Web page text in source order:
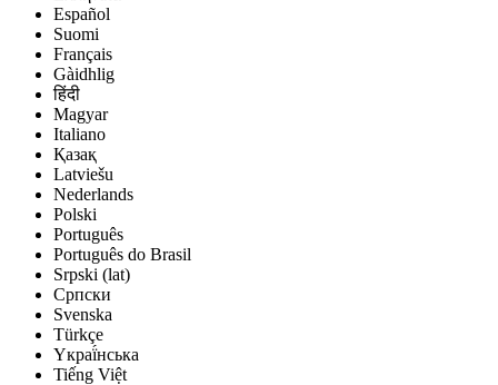
Español
Suomi
Français
Gàidhlig
हिंदी
Magyar
Italiano
Қазақ
Latviešu
Nederlands
Polski
Português
Português do Brasil
Srpski (lat)
Српски
Svenska
Türkçe
Yкраї́нська
Tiếng Việt